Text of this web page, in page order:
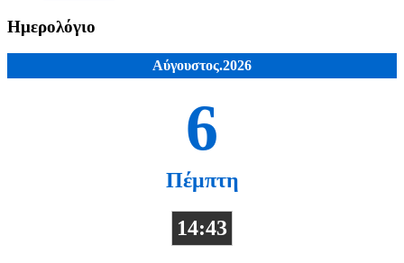
Ημερολόγιο
Αύγουστος.2026
6
Πέμπτη
14:43